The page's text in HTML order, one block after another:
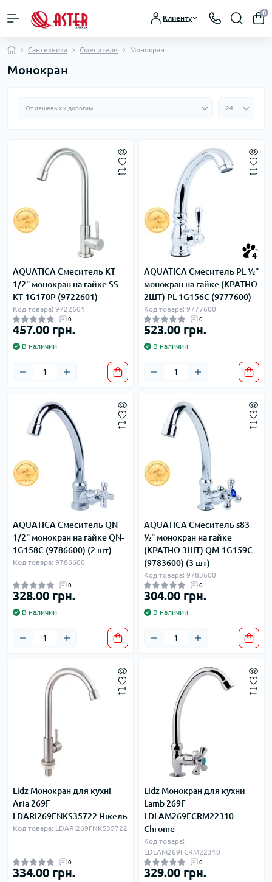
Клиенту
0
Сантехника Смесители Монокран
Монокран
AQUATICA Смеситель KT
1/2" монокран на гайке SS
KT-1G170P (9722601)
Код товара: 9722601
0
457.00 грн.
В наличии
4
AQUATICA Смеситель PL ½"
монокран на гайке (КРАТНО
2ШТ) PL-1G156C (9777600)
Код товара: 9777600
0
523.00 грн.
В наличии
AQUATICA Смеситель QN
1/2" монокран на гайке QN-
1G158C (9786600) (2 шт)
Код товара: 9786600
0
328.00 грн.
В наличии
AQUATICA Смеситель s83
½" монокран на гайке
(КРАТНО 3ШТ) QM-1G159C
(9783600) (3 шт)
Код товара: 9783600
0
304.00 грн.
В наличии
Lidz Монокран для кухні
Aria 269F
LDARI269FNKS35722 Нікель
Код товара: LDARI269FNKS35722
0
334.00 грн.
Lidz Монокран для кухни
Lamb 269F
LDLAM269FCRM22310
Chrome
Код товара:
LDLAM269FCRM22310
0
329.00 грн.